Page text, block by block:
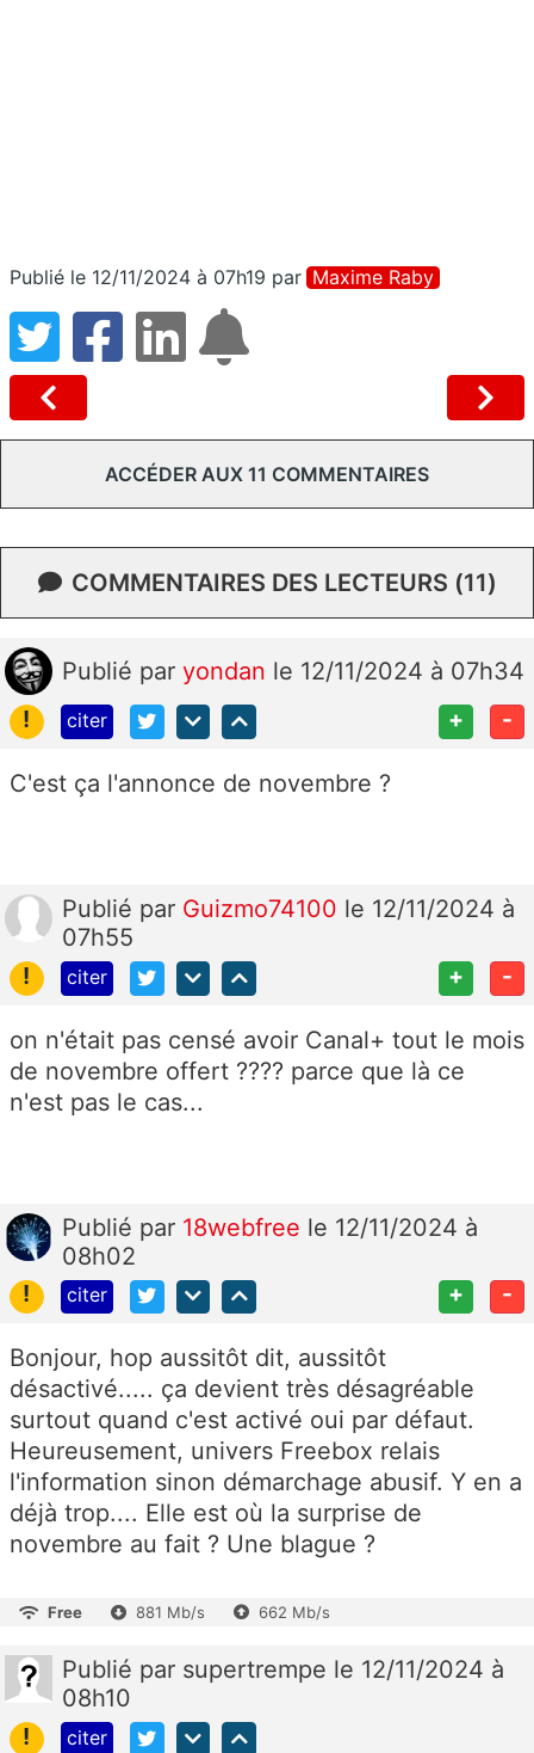
Publié le 12/11/2024 à 07h19 par Maxime Raby
ACCÉDER AUX 11 COMMENTAIRES
COMMENTAIRES DES LECTEURS (11)
Publié par yondan le 12/11/2024 à 07h34
!
citer + -
C'est ça l'annonce de novembre ?
Publié par Guizmo74100 le 12/11/2024 à
07h55
!
citer + -
on n'était pas censé avoir Canal+ tout le mois
de novembre offert ???? parce que là ce
n'est pas le cas...
Publié par 18webfree le 12/11/2024 à
08h02
!
citer + -
Bonjour, hop aussitôt dit, aussitôt
désactivé..... ça devient très désagréable
surtout quand c'est activé oui par défaut.
Heureusement, univers Freebox relais
l'information sinon démarchage abusif. Y en a
déjà trop.... Elle est où la surprise de
novembre au fait ? Une blague ?
Free 881 Mb/s 662 Mb/s
Publié par supertrempe le 12/11/2024 à
08h10
!
citer